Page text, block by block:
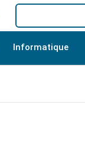
Informatique